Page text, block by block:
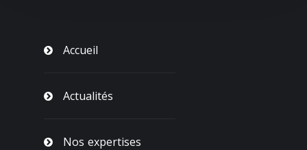
Accueil
Actualités
Nos expertises